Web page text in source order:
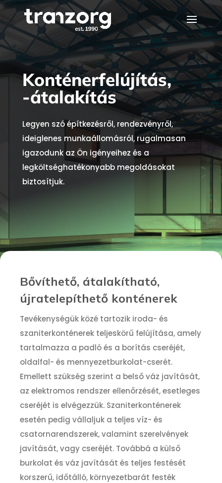
Konténerfelújítás,
-átalakítás
Legyen szó építkezésről, rendezvényről,
ideiglenes munkaállomásról, rugalmasan
igazodunk az Ön igényeihez és a
legköltséghatékonyabb megoldásokat
biztosítjuk.
Bővíthető, átalakítható,
újratelepíthető konténerek
Tevékenységük közé tartozik iroda- és
szaniterkonténerek teljeskörű felújítása, amely
tartalmazza a padló és a borítás cseréjét,
oldalfal- és mennyezetburkolat-cserét.
Emellett szükség szerint a belső váz javítását,
az elektromos rendszer ellenőrzését, esetleges
cseréjét is elvégezzük. Szaniterkonténerek
esetén pedig vállaljuk a teljes víz- és
csatornarendszerek, valamint szerelvények
javítását, vagy cseréjét. Továbbá a külső
burkolat és váz javítását és teljes festését
korszerű, időtálló, környezetbarát festék